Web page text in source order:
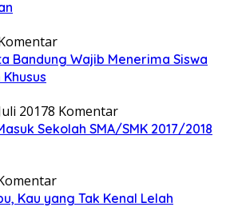
Bandung Wajib Menerima Siswa
20178 Komentar
Sekolah SMA/SMK 2017/2018
Kau yang Tak Kenal Lelah